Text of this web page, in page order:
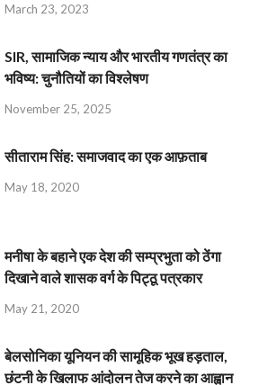
March 23, 2023
SIR, सामाजिक न्याय और भारतीय गणतंत्र का
भविष्य: चुनौतियों का विश्लेषण
November 25, 2025
सीताराम सिंह: समाजवाद का एक आफ़ताब
May 18, 2020
मनीषा के बहाने एक देश की सम्प्रभुता को ठेंगा
दिखाने वाले शासक वर्ग के पिट्ठू पत्रकार
May 21, 2020
बेलसोनिका यूनियन की सामूहिक भूख हड़ताल,
छंटनी के खिलाफ आंदोलन तेज करने का आह्वान